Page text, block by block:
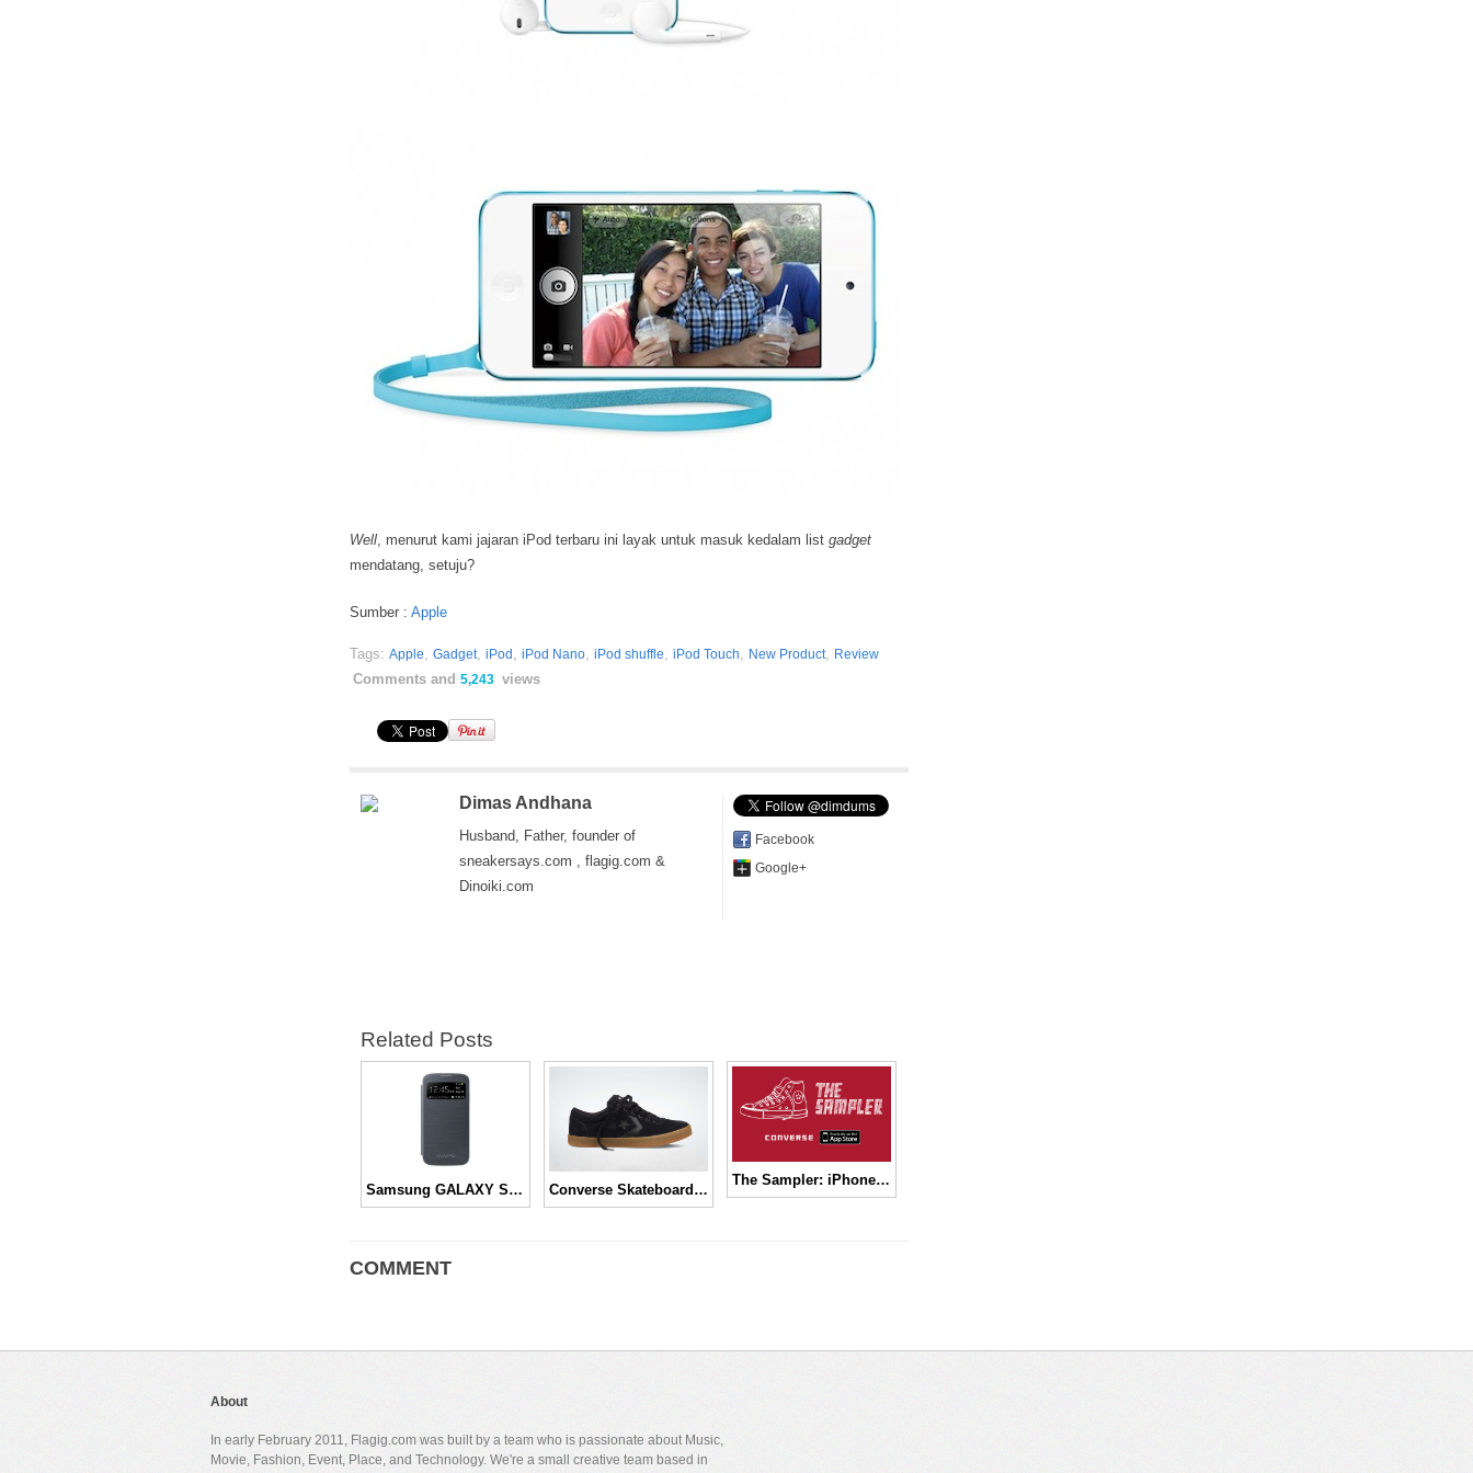
Well, menurut kami jajaran iPod terbaru ini layak untuk masuk kedalam list gadget
mendatang, setuju?
Sumber : Apple
Tags: Apple, Gadget, iPod , iPod Nano, iPod shuffle, iPod Touch, New Product, Review
Comments and 5,243 views
Dimas Andhana
Husband, Father, founder of
sneakersays.com , flagig.com &
Dinoiki.com
Facebook
Google+
Related Posts
Samsung GALAXY S4 Hands-On Video #GALAXYS4 Converse Skateboarding ‘Black/Gum’ Pack
The Sampler: iPhone + Converse + your feet. It’s kewl.
COMMENT
About
In early February 2011, Flagig.com was built by a team who is passionate about Music,
Movie, Fashion, Event, Place, and Technology. We're a small creative team based in